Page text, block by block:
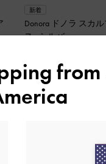
新着
Donora ドノラ スカルプチュラル ドロップピア
ス-シルバー
from